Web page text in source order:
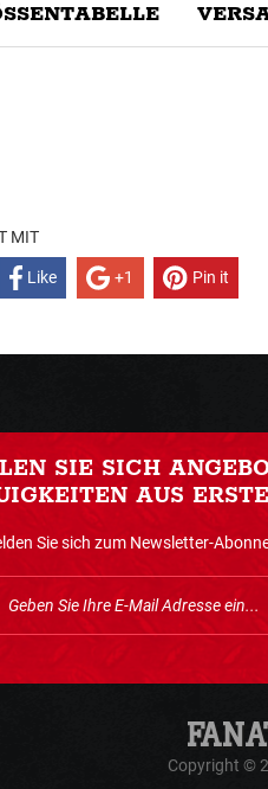
MIT
Like +1 Pin it
SIE SICH
AUS
Sie sich zum Newsletter-
Copyright ©